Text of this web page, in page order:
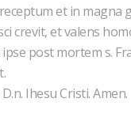
et in magna
crevit, et valens
post mortem s.
Ihesu Cristi. Amen.